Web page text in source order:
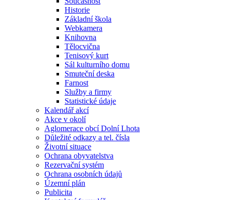
Historie
Základní škola
Webkamera
Knihovna
Tělocvična
Tenisový kurt
Sál kulturního domu
Smuteční deska
Farnost
Služby a firmy
Statistické údaje
Kalendář akcí
Akce v okolí
Aglomerace obcí Dolní Lhota
Důležité odkazy a tel. čísla
Životní situace
Ochrana obyvatelstva
Rezervační systém
Ochrana osobních údajů
Územní plán
Publicita